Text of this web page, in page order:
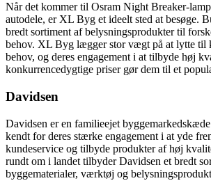
Når det kommer til Osram Night Breaker-
autodele, er XL Byg et ideelt sted at besøge.
bredt sortiment af belysningsprodukter til
behov. XL Byg lægger stor vægt på at lytte til
behov, og deres engagement i at tilbyde høj
konkurrencedygtige priser gør dem til et
Davidsen
Davidsen er en familieejet
kendt for deres stærke engagement i at yde
kundeservice og tilbyde produkter af høj
rundt om i landet tilbyder Davidsen et bredt
byggematerialer, værktøj og